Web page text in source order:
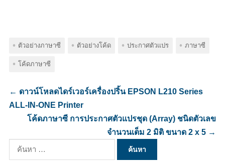
ตัวอย่างภาษาซี ตัวอย่างโค้ด ประกาศตัวแปร ภาษาซี
โค้ดภาษาซี
← ดาวน์โหลดไดร์เวอร์เครื่องปริ้น EPSON L210 Series
ALL-IN-ONE Printer
โค้ดภาษาซี การประกาศตัวแปรชุด (Array) ชนิดตัวเลข
จำนวนเต็ม 2 มิติ ขนาด 2 x 5 →
ค้นหา
สำหรับ: